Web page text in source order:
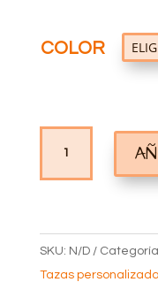
COLOR
CAMPO
MONTIEL
CANTIDAD
SKU: N/D
Tazas